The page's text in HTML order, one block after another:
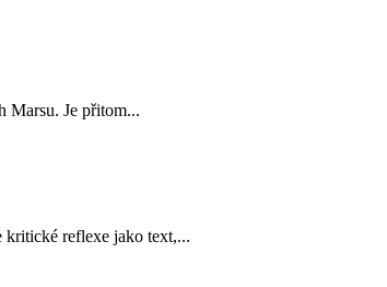
Marsu. Je přitom...
kritické reflexe jako text,...